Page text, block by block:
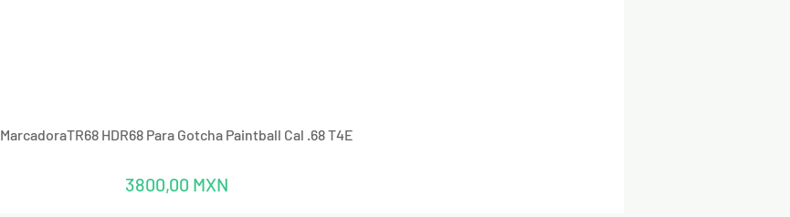
Vista rápida
MarcadoraTR68 HDR68 Para Gotcha Paintball Cal .68 T4E
Precio
3800,00 MXN